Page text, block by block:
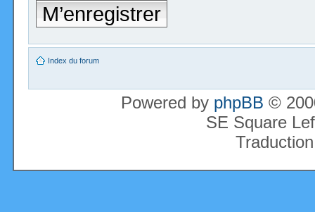
M’enregistrer
Index du forum
Powered by phpBB ©
SE Square